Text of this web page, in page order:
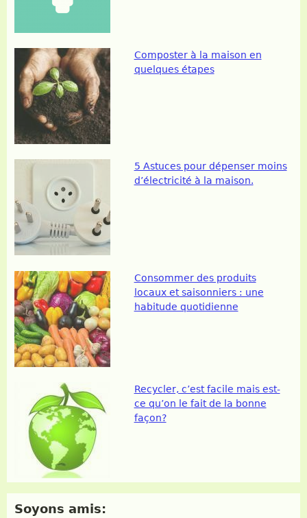
Composter à la maison en
quelques étapes
5 Astuces pour dépenser moins
d’électricité à la maison.
Consommer des produits
locaux et saisonniers : une
habitude quotidienne
Recycler, c’est facile mais est-
ce qu’on le fait de la bonne
façon?
Soyons amis: